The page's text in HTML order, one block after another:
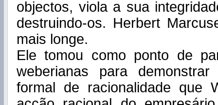
objectos, viola a sua
destruindo-os. Herbert
mais longe.
Ele tomou como ponto de
weberianas para
formal de racionalidade que